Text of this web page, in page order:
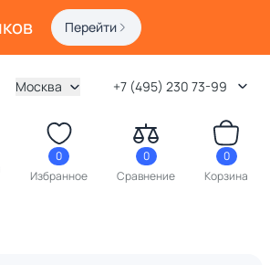
Перейти
Москва +7 (495) 230 73-99
0
Избранное
0
Сравнение
0
Корзина